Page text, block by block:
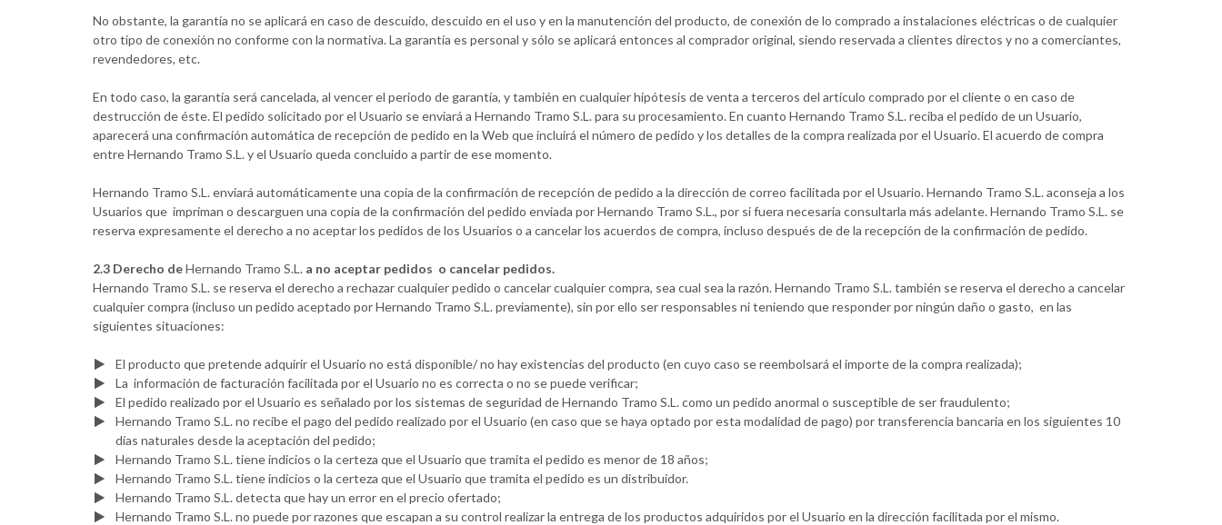
No obstante, la garantía no se aplicará en caso de descuido, descuido en el uso y en la manutención del producto, de conexión de lo comprado a instalaciones eléctricas o de cualquier
otro tipo de conexión no conforme con la normativa. La garantía es personal y sólo se aplicará entonces al comprador original, siendo reservada a clientes directos y no a comerciantes,
revendedores, etc.
En todo caso, la garantía será cancelada, al vencer el periodo de garantía, y también en cualquier hipótesis de venta a terceros del artículo comprado por el cliente o en caso de
destrucción de éste. El pedido solicitado por el Usuario se enviará a Hernando Tramo S.L. para su procesamiento. En cuanto Hernando Tramo S.L. reciba el pedido de un Usuario,
aparecerá una confirmación automática de recepción de pedido en la Web que incluirá el número de pedido y los detalles de la compra realizada por el Usuario. El acuerdo de compra
entre Hernando Tramo S.L. y el Usuario queda concluido a partir de ese momento.
Hernando Tramo S.L. enviará automáticamente una copia de la confirmación de recepción de pedido a la dirección de correo facilitada por el Usuario. Hernando Tramo S.L. aconseja a los
Usuarios que impriman o descarguen una copia de la confirmación del pedido enviada por Hernando Tramo S.L., por si fuera necesaria consultarla más adelante. Hernando Tramo S.L. se
reserva expresamente el derecho a no aceptar los pedidos de los Usuarios o a cancelar los acuerdos de compra, incluso después de de la recepción de la confirmación de pedido.
2.3 Derecho deHernando Tramo S.L. a no aceptar pedidos o cancelar pedidos.
Hernando Tramo S.L. se reserva el derecho a rechazar cualquier pedido o cancelar cualquier compra, sea cual sea la razón. Hernando Tramo S.L. también se reserva el derecho a cancelar
cualquier compra (incluso un pedido aceptado por Hernando Tramo S.L. previamente), sin por ello ser responsables ni teniendo que responder por ningún daño o gasto, en las
siguientes situaciones:
El producto que pretende adquirir el Usuario no está disponible/ no hay existencias del producto (en cuyo caso se reembolsará el importe de la compra realizada);
La información de facturación facilitada por el Usuario no es correcta o no se puede verificar;
El pedido realizado por el Usuario es señalado por los sistemas de seguridad de Hernando Tramo S.L. como un pedido anormal o susceptible de ser fraudulento;
Hernando Tramo S.L. no recibe el pago del pedido realizado por el Usuario (en caso que se haya optado por esta modalidad de pago) por transferencia bancaria en los siguientes 10
días naturales desde la aceptación del pedido;
Hernando Tramo S.L. tiene indicios o la certeza que el Usuario que tramita el pedido es menor de 18 años;
Hernando Tramo S.L. tiene indicios o la certeza que el Usuario que tramita el pedido es un distribuidor.
Hernando Tramo S.L. detecta que hay un error en el precio ofertado;
Hernando Tramo S.L. no puede por razones que escapan a su control realizar la entrega de los productos adquiridos por el Usuario en la dirección facilitada por el mismo.